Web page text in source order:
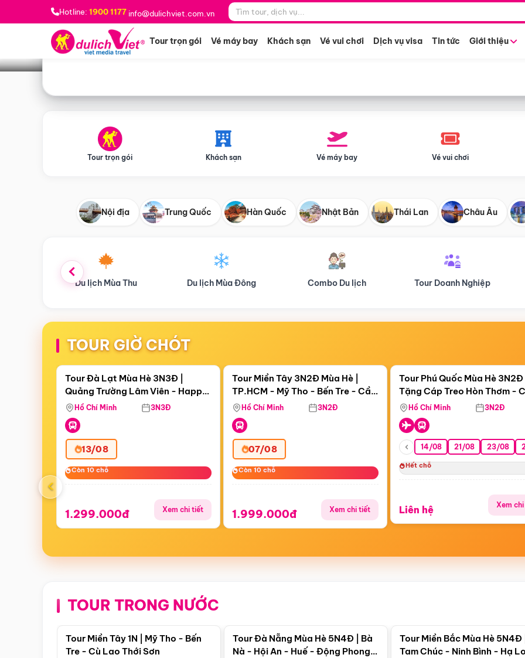
Hotline: 1900 1177 info@dulichviet.com.vn
Tour trọn gói Vé máy bay Khách sạn Vé vui chơi Dịch vụ visa Tin tức Giới thiệu
Bạn muốn đi đâu? *
Tour trọn gói Khách sạn Vé máy bay Vé vui chơi
Nội địa Trung Quốc Hàn Quốc Nhật Bản Thái Lan Châu Âu
Du lịch Mùa Đông Combo Du lịch Tour Doanh Nghiệp Du lịch Hành Hương
TOUR GIỜ CHÓT
Còn06 ngày 20:09:08
Điểm nổi bật
Tour Đà Lạt Mùa Hè 3N3Đ |
Quảng Trường Lâm Viên - Happy
Hill - Puppy Farm
Hồ Chí Minh 3N3Đ
13/08
Còn 10 chỗ
Còn 10 chỗ
1.299.000đ Xem chi tiết
Còn00 ngày 20:09:08
Tour Miền Tây 3N2Đ Mùa Hè |
TP.HCM - Mỹ Tho - Bến Tre - Cần
Thơ - Sóc Trăng - Bạc Liêu - Cà
Mau
Hồ Chí Minh 3N2Đ
07/08
Còn 10 chỗ
Còn 10 chỗ
1.999.000đ Xem chi tiết
Còn20:09:06
Tour Phú Quốc Mùa Hè 3N2Đ |
Tặng Cáp Treo Hòn Thơm -
Hôn - Công Viên Nước
Hồ Chí Minh 3N2Đ
14/08 21/08 23/08
Hết chỗ
Liên hệ Xem
‹
TOUR TRONG NƯỚC
Điểm nổi bật
Tour Miền Tây 1N | Mỹ Tho - Bến
Tre - Cù Lao Thới Sơn
Tour Đà Nẵng Mùa Hè 5N4Đ | Bà
Nà - Hội An - Huế - Động Phong
Tour Miền Bắc Mùa Hè 5N4Đ |
Tam Chúc - Ninh Bình - Hạ